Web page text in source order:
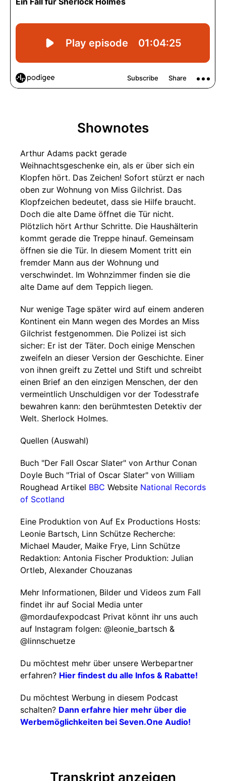
Shownotes
Arthur Adams packt gerade
Weihnachtsgeschenke ein, als er über sich ein
Klopfen hört. Das Zeichen! Sofort stürzt er nach
oben zur Wohnung von Miss Gilchrist. Das
Klopfzeichen bedeutet, dass sie Hilfe braucht.
Doch die alte Dame öffnet die Tür nicht.
Plötzlich hört Arthur Schritte. Die Haushälterin
kommt gerade die Treppe hinauf. Gemeinsam
öffnen sie die Tür. In diesem Moment tritt ein
fremder Mann aus der Wohnung und
verschwindet. Im Wohnzimmer finden sie die
alte Dame auf dem Teppich liegen.
Nur wenige Tage später wird auf einem anderen
Kontinent ein Mann wegen des Mordes an Miss
Gilchrist festgenommen. Die Polizei ist sich
sicher: Er ist der Täter. Doch einige Menschen
zweifeln an dieser Version der Geschichte. Einer
von ihnen greift zu Zettel und Stift und schreibt
einen Brief an den einzigen Menschen, der den
vermeintlich Unschuldigen vor der Todesstrafe
bewahren kann: den berühmtesten Detektiv der
Welt. Sherlock Holmes.
Quellen (Auswahl)
Buch "Der Fall Oscar Slater" von Arthur Conan
Doyle Buch "Trial of Oscar Slater" von William
Roughead Artikel BBC Website National Records
of Scotland
Eine Produktion von Auf Ex Productions Hosts:
Leonie Bartsch, Linn Schütze Recherche:
Michael Mauder, Maike Frye, Linn Schütze
Redaktion: Antonia Fischer Produktion: Julian
Ortleb, Alexander Chouzanas
Mehr Informationen, Bilder und Videos zum Fall
findet ihr auf Social Media unter
@mordaufexpodcast Privat könnt ihr uns auch
auf Instagram folgen: @leonie_bartsch &
@linnschuetze
Du möchtest mehr über unsere Werbepartner
erfahren? Hier findest du alle Infos & Rabatte!
Du möchtest Werbung in diesem Podcast
schalten? Dann erfahre hier mehr über die
Werbemöglichkeiten bei Seven.One Audio!
Transkript anzeigen